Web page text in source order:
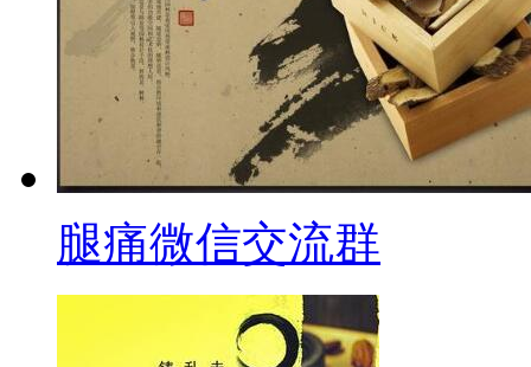
腿痛微信交流群